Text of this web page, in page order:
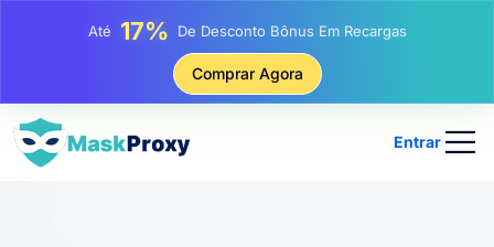
Até25%Desconto Em Compras Estáticas De IP
Desconto Em Compras Rotativas De IP
Comprar Agora
Entrar